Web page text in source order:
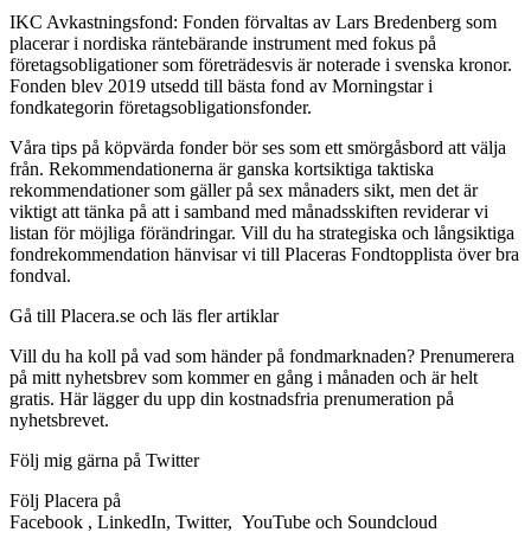
IKC Avkastningsfond: Fonden förvaltas av Lars Bredenberg som
placerar i nordiska räntebärande instrument med fokus på
företagsobligationer som företrädesvis är noterade i svenska kronor.
Fonden blev 2019 utsedd till bästa fond av Morningstar i
fondkategorin företagsobligationsfonder.
Våra tips på köpvärda fonder bör ses som ett smörgåsbord att välja
från. Rekommendationerna är ganska kortsiktiga taktiska
rekommendationer som gäller på sex månaders sikt, men det är
viktigt att tänka på att i samband med månadsskiften reviderar vi
listan för möjliga förändringar. Vill du ha strategiska och långsiktiga
fondrekommendation hänvisar vi till Placeras Fondtopplista över bra
fondval.
Gå till Placera.se och läs fler artiklar
Vill du ha koll på vad som händer på fondmarknaden? Prenumerera
på mitt nyhetsbrev som kommer en gång i månaden och är helt
gratis. Här lägger du upp din kostnadsfria prenumeration på
nyhetsbrevet.
Följ mig gärna på Twitter
Följ Placera på
Facebook , LinkedIn, Twitter, YouTube och Soundcloud